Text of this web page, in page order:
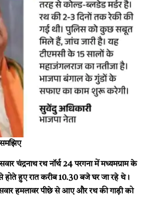
समझिए
सवार चंद्रनाथ रथ नॉर्थ 24 परगना में मध्यमग्राम के
होते हुए रात करीब 10.30 बजे घर जा रहे थे।
हमलावर पीछे से आए और रथ की गाड़ी को